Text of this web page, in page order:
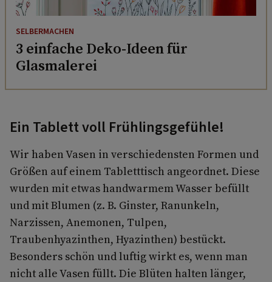
SELBERMACHEN
3 einfache Deko-Ideen für
Glasmalerei
Ein Tablett voll Frühlingsgefühle!
Wir haben Vasen in verschiedensten Formen und
Größen auf einem Tabletttisch angeordnet. Diese
wurden mit etwas handwarmem Wasser befüllt
und mit Blumen (z. B. Ginster, Ranunkeln,
Narzissen, Anemonen, Tulpen,
Traubenhyazinthen, Hyazinthen) bestückt.
Besonders schön und luftig wirkt es, wenn man
nicht alle Vasen füllt. Die Blüten halten länger,